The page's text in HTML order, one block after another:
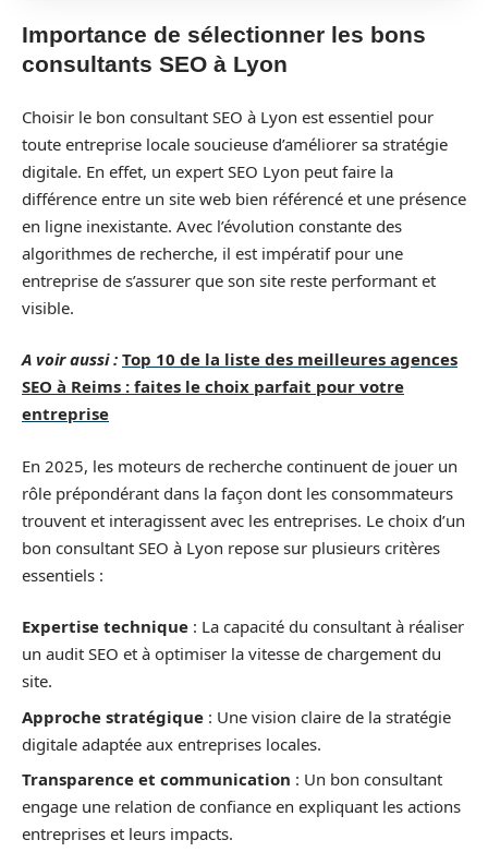
Importance de sélectionner les bons
consultants SEO à Lyon
Choisir le bon consultant SEO à Lyon est essentiel pour
toute entreprise locale soucieuse d’améliorer sa stratégie
digitale. En effet, un expert SEO Lyon peut faire la
différence entre un site web bien référencé et une présence
en ligne inexistante. Avec l’évolution constante des
algorithmes de recherche, il est impératif pour une
entreprise de s’assurer que son site reste performant et
visible.
A voir aussi : Top 10 de la liste des meilleures agences
SEO à Reims : faites le choix parfait pour votre
entreprise
En 2025, les moteurs de recherche continuent de jouer un
rôle prépondérant dans la façon dont les consommateurs
trouvent et interagissent avec les entreprises. Le choix d’un
bon consultant SEO à Lyon repose sur plusieurs critères
essentiels :
Expertise technique : La capacité du consultant à réaliser
un audit SEO et à optimiser la vitesse de chargement du
site.
Approche stratégique : Une vision claire de la stratégie
digitale adaptée aux entreprises locales.
Transparence et communication : Un bon consultant
engage une relation de confiance en expliquant les actions
entreprises et leurs impacts.